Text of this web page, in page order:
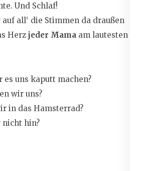
Und Schlaf!
all‘ die Stimmen da draußen
Herz jeder Mama am lautesten
es uns kaputt machen?
wir uns?
in das Hamsterrad?
nicht hin?